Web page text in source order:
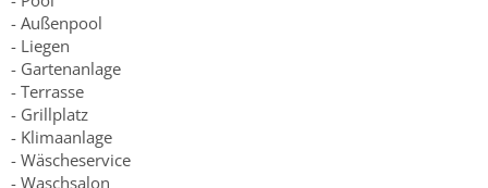
- Außenpool
- Liegen
- Gartenanlage
- Terrasse
- Grillplatz
- Klimaanlage
- Wäscheservice
- Waschsalon